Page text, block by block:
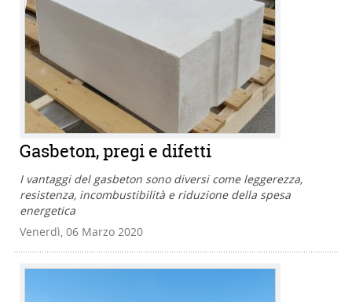
Gasbeton, pregi e difetti
I vantaggi del gasbeton sono diversi come leggerezza,
resistenza, incombustibilità e riduzione della spesa
energetica
Venerdì, 06 Marzo 2020